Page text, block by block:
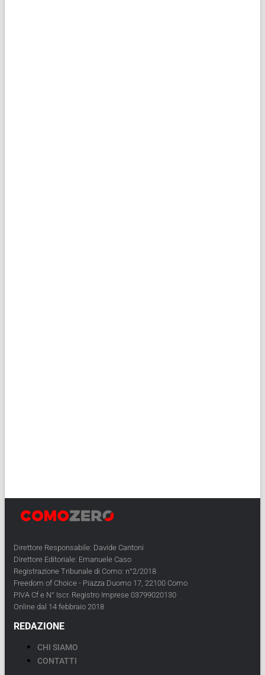
Direttore Responsabile: Davide Cantoni
Direttore Editoriale: Emanuele Caso
Registrazione Tribunale di Como: n°2/2018
Freedom of Choice - Piazza Duomo 17, 22100 Como
PIVA Cf e N° Iscr. Registro Imprese 03799020130
Online dal 14 febbraio 2018
REDAZIONE
CHI SIAMO
CONTATTI